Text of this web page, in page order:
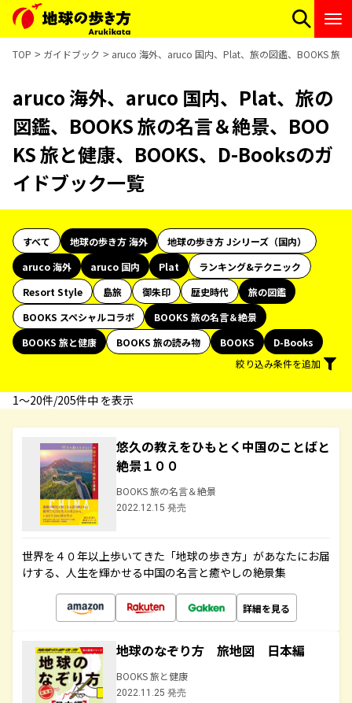
TOP ガイドブック aruco 海外、aruco 国内、Plat、旅の図鑑、BOOKS 旅
aruco 海外、aruco 国内、Plat、旅の
図鑑、BOOKS 旅の名言＆絶景、BOO
KS 旅と健康、BOOKS、D-Booksのガ
イドブック一覧
すべて 地球の歩き方 海外
地球の歩き方 Jシリーズ（国内）
aruco 海外
aruco 国内 Plat
ランキング&テクニック
Resort Style
島旅 御朱印 歴史時代
旅の図鑑
BOOKS スペシャルコラボ
BOOKS 旅の名言＆絶景
BOOKS 旅と健康
BOOKS 旅の読み物 BOOKS
D-Books
絞り込み条件を追加
1〜20件/205件中 を表示
悠久の教えをひもとく中国のことばと
絶景１００
BOOKS 旅の名言＆絶景
2022.12.15 発売
世界を４０年以上歩いてきた「地球の歩き方」があなたにお届
けする、人生を輝かせる中国の名言と癒やしの絶景集
詳細を見る
地球のなぞり方 旅地図 日本編
BOOKS 旅と健康
2022.11.25 発売